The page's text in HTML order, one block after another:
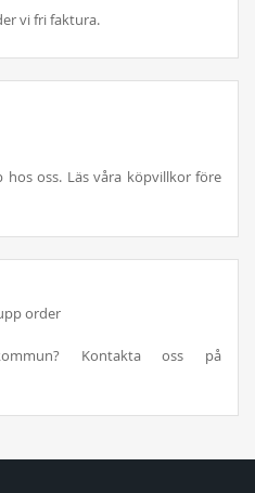
vi fri faktura.
hos oss. Läs våra köpvillkor före
order
Kontakta oss på